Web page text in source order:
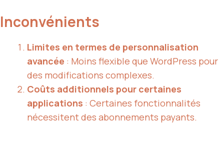
Inconvénients
Limites en termes de personnalisation
avancée : Moins flexible que WordPress pour
des modifications complexes.
Coûts additionnels pour certaines
applications : Certaines fonctionnalités
nécessitent des abonnements payants.